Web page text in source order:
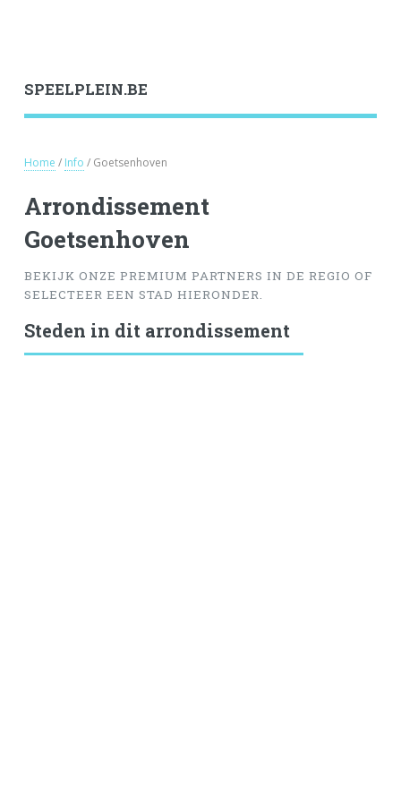
SPEELPLEIN.BE
Home / Info / Goetsenhoven
Arrondissement
Goetsenhoven
BEKIJK ONZE PREMIUM PARTNERS IN DE REGIO OF
SELECTEER EEN STAD HIERONDER.
Steden in dit arrondissement